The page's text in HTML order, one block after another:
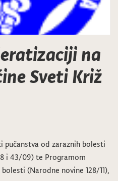
na
Sveti Križ
od zaraznih bolesti
i 43/09) te Programom
(Narodne novine 128/11),